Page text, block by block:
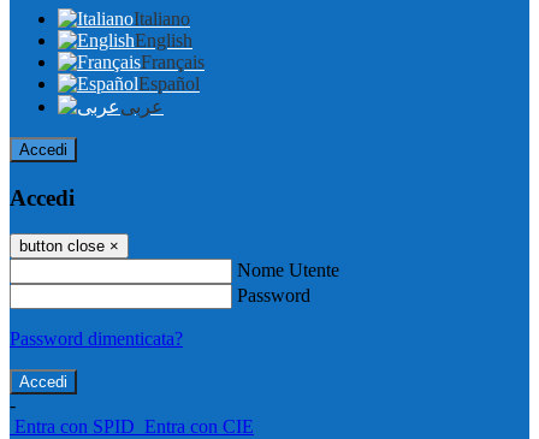
Italiano
English
Français
Español
عربى
Accedi
Accedi
button close ×
Nome Utente
Password
Password dimenticata?
-
Entra con SPID Entra con CIE